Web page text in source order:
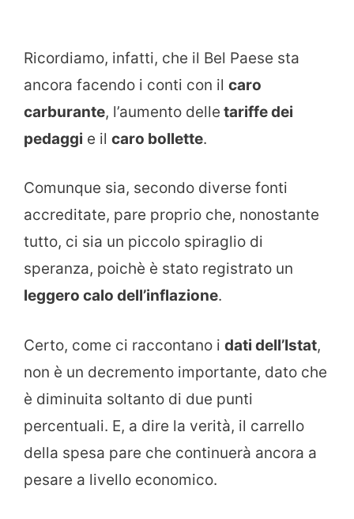
Ricordiamo, infatti, che il Bel Paese sta
ancora facendo i conti con il caro
carburante, l’aumento delle tariffe dei
pedaggi e il caro bollette.
Comunque sia, secondo diverse fonti
accreditate, pare proprio che, nonostante
tutto, ci sia un piccolo spiraglio di
speranza, poichè è stato registrato un
leggero calo dell’inflazione.
Certo, come ci raccontano i dati dell’Istat,
non è un decremento importante, dato che
è diminuita soltanto di due punti
percentuali. E, a dire la verità, il carrello
della spesa pare che continuerà ancora a
pesare a livello economico.